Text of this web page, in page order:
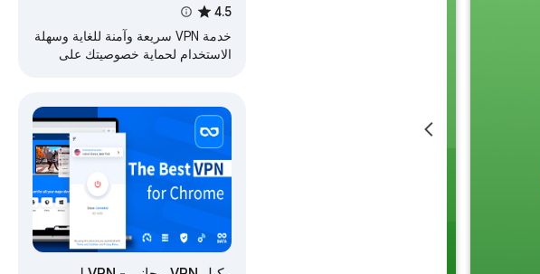
Proxy VeePN
4.5
خدمة VPN سريعة وآمنة للغاية وسهلة
الاستخدام لحماية خصوصيتك على